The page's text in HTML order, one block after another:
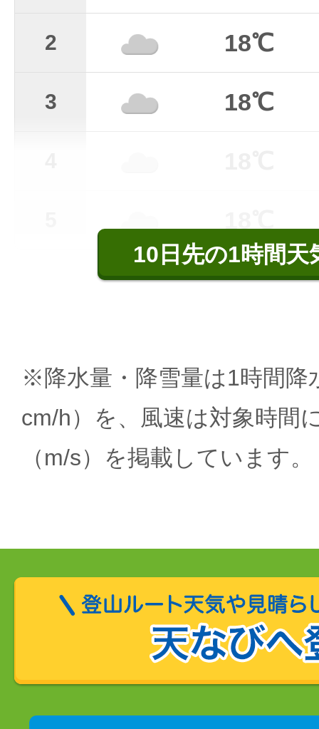
2 18℃
3 18℃
10日先の1時間天
※降水量・降雪量は1時間降
cm/h）を、風速は対象時間
（m/s）を掲載しています。